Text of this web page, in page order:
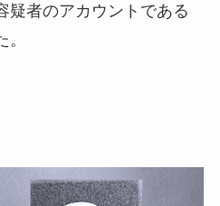
疑者のアカウントである